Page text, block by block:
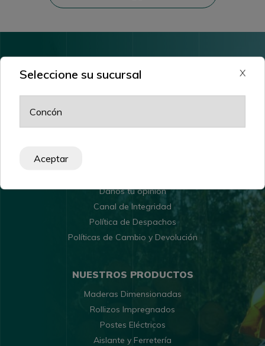
Seleccione su sucursal X
Aceptar
Danos tu opinión
Canal de Integridad
Política de Despachos
Políticas de Cambio y Devolución
NUESTROS PRODUCTOS
Maderas Dimensionadas
Rollizos Impregnados
Postes Eléctricos
Aislante y Ferretería